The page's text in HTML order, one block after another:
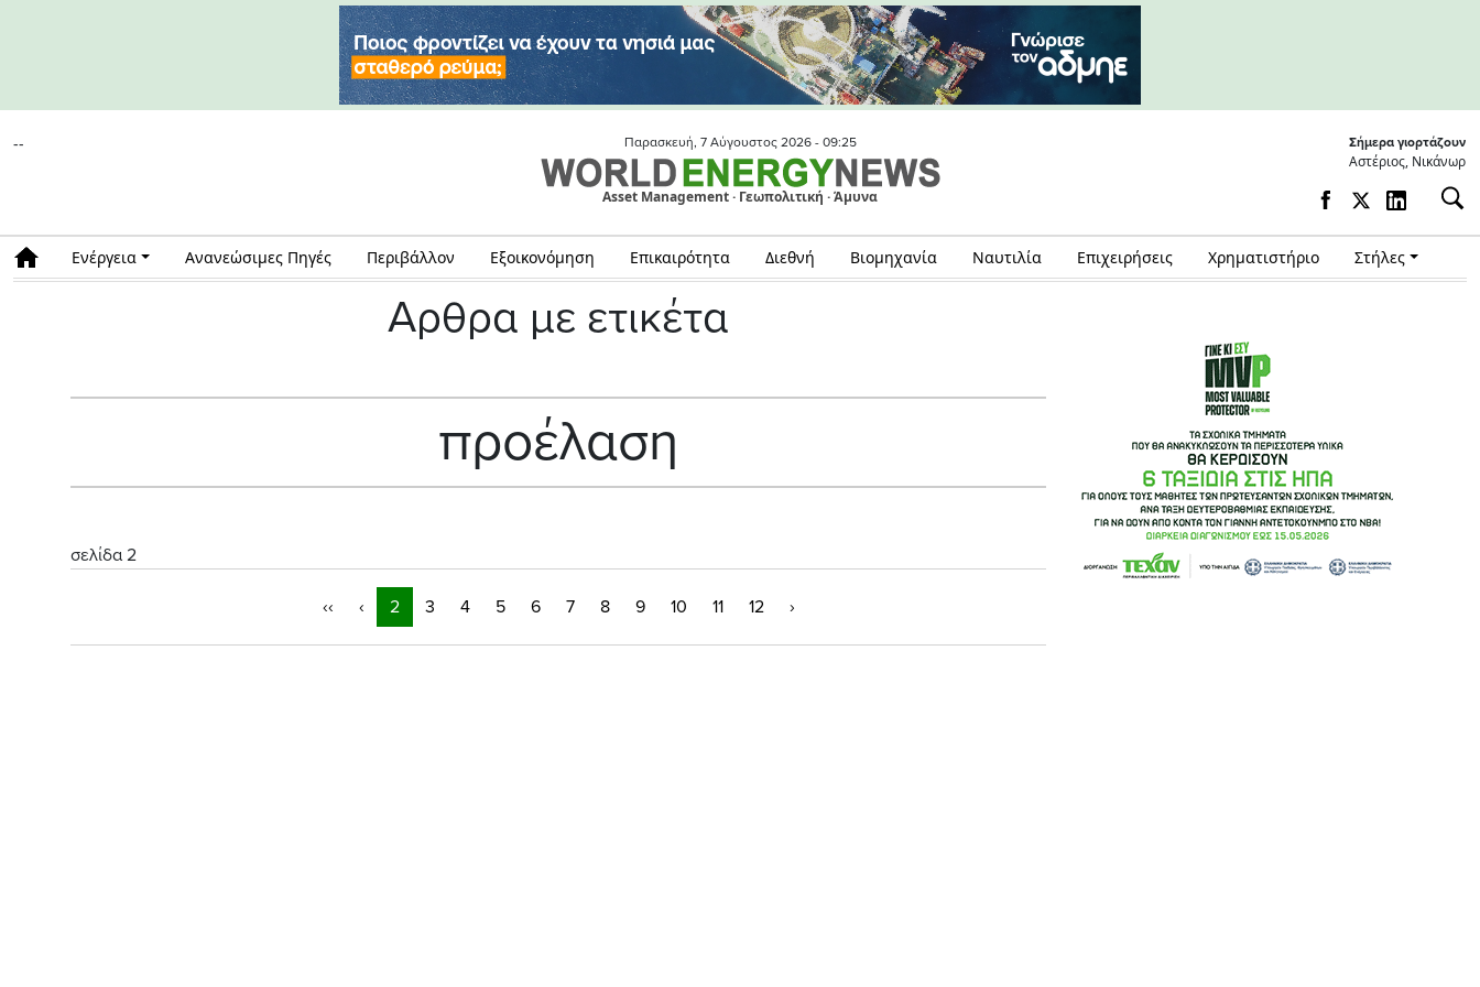
-- Παρασκευή, 7 Αύγουστος 2026 - 09:25
Asset Management · Γεωπολιτική · Άμυνα
Σήμερα γιορτάζουν
Αστέριος, Νικάνωρ
Ενέργεια Ανανεώσιμες Πηγές Περιβάλλον Εξοικονόμηση Επικαιρότητα Διεθνή Βιομηχανία Ναυτιλία Επιχειρήσεις Χρηματιστήριο Στήλες
Αρθρα με ετικέτα
προέλαση
σελίδα 2
‹‹ ‹ 2 3 4 5 6 7 8 9 10 11 12 ›